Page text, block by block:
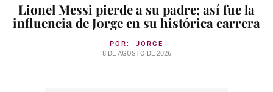
Lionel Messi pierde a su padre; así fue la
influencia de Jorge en su histórica carrera
POR: JORGE
8 DE AGOSTO DE 2026